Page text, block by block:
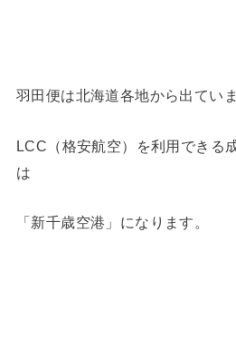
羽田便は北海道各地から出ていま
LCC（格安航空）を利用できる
は
「新千歳空港」になります。